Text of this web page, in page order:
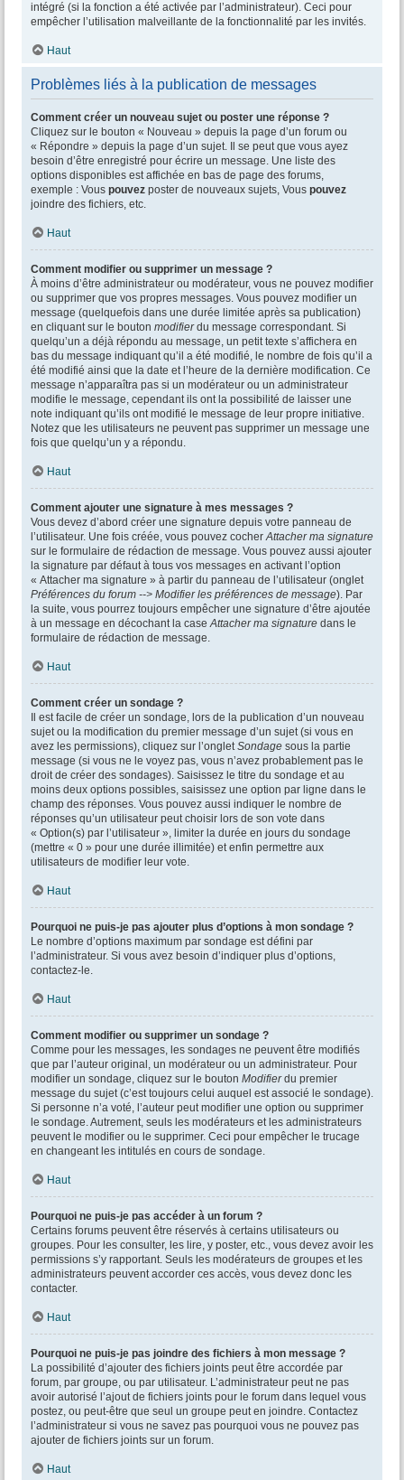
intégré (si la fonction a été activée par l’administrateur). Ceci pour
empêcher l’utilisation malveillante de la fonctionnalité par les invités.
Haut
Problèmes liés à la publication de messages
Comment créer un nouveau sujet ou poster une réponse ?
Cliquez sur le bouton « Nouveau » depuis la page d’un forum ou
« Répondre » depuis la page d’un sujet. Il se peut que vous ayez
besoin d’être enregistré pour écrire un message. Une liste des
options disponibles est affichée en bas de page des forums,
exemple : Vous pouvez poster de nouveaux sujets, Vous pouvez
joindre des fichiers, etc.
Haut
Comment modifier ou supprimer un message ?
À moins d’être administrateur ou modérateur, vous ne pouvez modifier
ou supprimer que vos propres messages. Vous pouvez modifier un
message (quelquefois dans une durée limitée après sa publication)
en cliquant sur le bouton modifierdu message correspondant. Si
quelqu’un a déjà répondu au message, un petit texte s’affichera en
bas du message indiquant qu’il a été modifié, le nombre de fois qu’il a
été modifié ainsi que la date et l’heure de la dernière modification. Ce
message n’apparaîtra pas si un modérateur ou un administrateur
modifie le message, cependant ils ont la possibilité de laisser une
note indiquant qu’ils ont modifié le message de leur propre initiative.
Notez que les utilisateurs ne peuvent pas supprimer un message une
fois que quelqu’un y a répondu.
Haut
Comment ajouter une signature à mes messages ?
Vous devez d’abord créer une signature depuis votre panneau de
l’utilisateur. Une fois créée, vous pouvez cocherAttacher ma signature
sur le formulaire de rédaction de message. Vous pouvez aussi ajouter
la signature par défaut à tous vos messages en activant l’option
« Attacher ma signature » à partir du panneau de l’utilisateur (onglet
Préférences du forum --> Modifier les préférences de message). Par
la suite, vous pourrez toujours empêcher une signature d’être ajoutée
à un message en décochant la caseAttacher ma signature dans le
formulaire de rédaction de message.
Haut
Comment créer un sondage ?
Il est facile de créer un sondage, lors de la publication d’un nouveau
sujet ou la modification du premier message d’un sujet (si vous en
avez les permissions), cliquez sur l’ongletSondage sous la partie
message (si vous ne le voyez pas, vous n’avez probablement pas le
droit de créer des sondages). Saisissez le titre du sondage et au
moins deux options possibles, saisissez une option par ligne dans le
champ des réponses. Vous pouvez aussi indiquer le nombre de
réponses qu’un utilisateur peut choisir lors de son vote dans
« Option(s) par l’utilisateur », limiter la durée en jours du sondage
(mettre « 0 » pour une durée illimitée) et enfin permettre aux
utilisateurs de modifier leur vote.
Haut
Pourquoi ne puis-je pas ajouter plus d’options à mon sondage ?
Le nombre d’options maximum par sondage est défini par
l’administrateur. Si vous avez besoin d’indiquer plus d’options,
contactez-le.
Haut
Comment modifier ou supprimer un sondage ?
Comme pour les messages, les sondages ne peuvent être modifiés
que par l’auteur original, un modérateur ou un administrateur. Pour
modifier un sondage, cliquez sur le bouton Modifierdu premier
message du sujet (c’est toujours celui auquel est associé le sondage).
Si personne n’a voté, l’auteur peut modifier une option ou supprimer
le sondage. Autrement, seuls les modérateurs et les administrateurs
peuvent le modifier ou le supprimer. Ceci pour empêcher le trucage
en changeant les intitulés en cours de sondage.
Haut
Pourquoi ne puis-je pas accéder à un forum ?
Certains forums peuvent être réservés à certains utilisateurs ou
groupes. Pour les consulter, les lire, y poster, etc., vous devez avoir les
permissions s’y rapportant. Seuls les modérateurs de groupes et les
administrateurs peuvent accorder ces accès, vous devez donc les
contacter.
Haut
Pourquoi ne puis-je pas joindre des fichiers à mon message ?
La possibilité d’ajouter des fichiers joints peut être accordée par
forum, par groupe, ou par utilisateur. L’administrateur peut ne pas
avoir autorisé l’ajout de fichiers joints pour le forum dans lequel vous
postez, ou peut-être que seul un groupe peut en joindre. Contactez
l’administrateur si vous ne savez pas pourquoi vous ne pouvez pas
ajouter de fichiers joints sur un forum.
Haut